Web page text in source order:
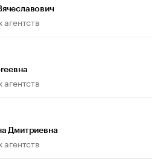
Дмитриевна